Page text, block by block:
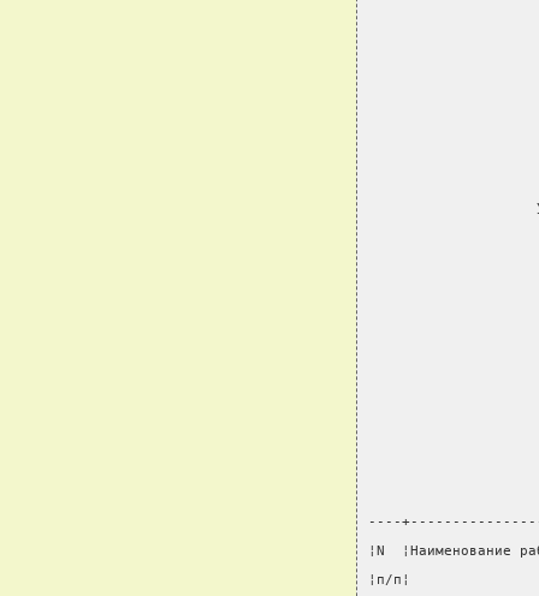
----
¦N
¦п/п¦